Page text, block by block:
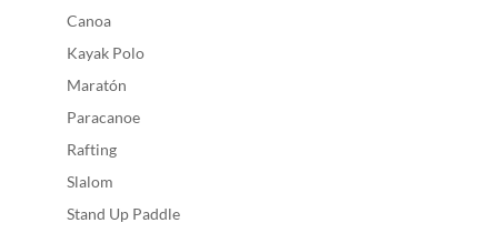
Canoa
Kayak Polo
Maratón
Paracanoe
Rafting
Slalom
Stand Up Paddle